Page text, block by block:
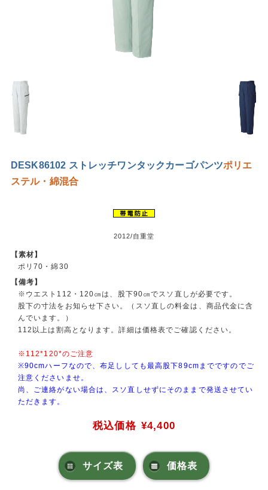
DESK86102 ストレッチワンタックカーゴパンツポリエ
ステル・綿混合
2012/自重堂
【素材】
ポリ70・綿30
【備考】
※ウエスト112・120㎝は、股下90㎝でスソ直しが必要です。
股下の寸法をお知らせ下さい。（スソ直しの料金は、商品代金に含
んでいます。）
112以上は割高となります。詳細は価格表でご確認ください。
※112*120*のご注意
※90cmハーフなので、布足ししても最高股下89cmまでですのでご
注意くださいませ。
尚、ご連絡がない場合は、スソ直しせずにそのままで発送させてい
ただきます。
税込価格 ¥4,400
サイズ表 価格表